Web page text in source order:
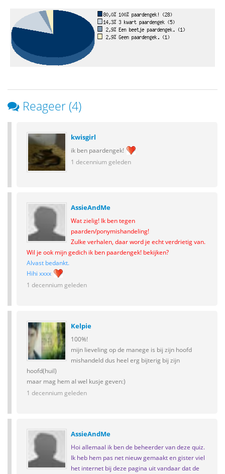
Reageer (4)
kwisgirl
ik ben paardengek!
1 decennium geleden
AssieAndMe
Wat zielig! Ik ben tegen
paarden/ponymishandeling!
Zulke verhalen, daar word je echt verdrietig van.
Wil je ook mijn gedich ik ben paardengek! bekijken?
Alvast bedankt.
Hihi xxxx
1 decennium geleden
Kelpie
100%!
mijn lieveling op de manege is bij zijn hoofd
mishandeld dus heel erg bijterig bij zijn
hoofd(huil)
maar mag hem al wel kusje geven:)
1 decennium geleden
AssieAndMe
Hoi allemaal ik ben de beheerder van deze quiz.
Ik heb hem pas net nieuw gemaakt en gister viel
het internet bij deze pagina uit vandaar dat de